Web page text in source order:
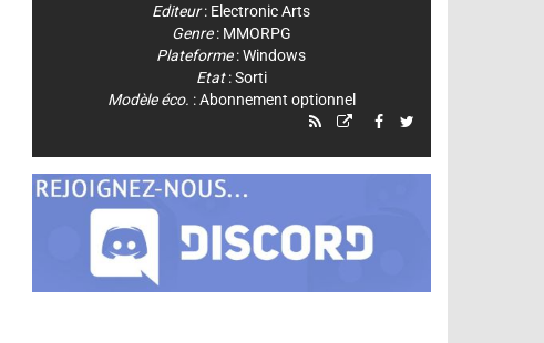
Editeur: Electronic Arts
Genre: MMORPG
Plateforme:Windows
Etat: Sorti
Modèle éco. : Abonnement optionnel